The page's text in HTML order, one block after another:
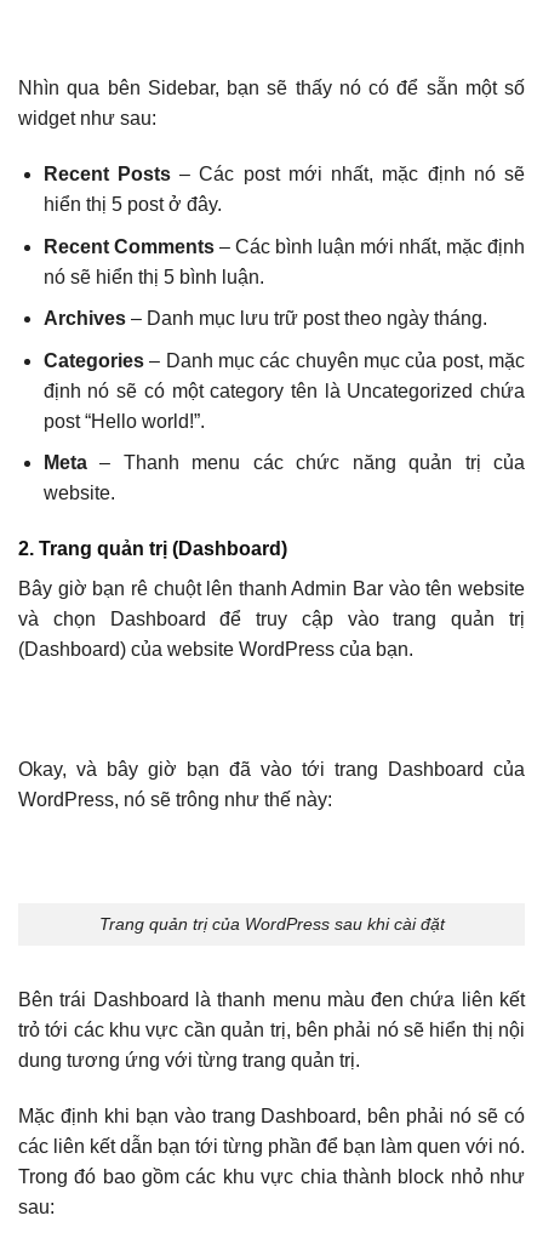
Nhìn qua bên Sidebar, bạn sẽ thấy nó có để sẵn một số
widget như sau:
Recent Posts – Các post mới nhất, mặc định nó sẽ
hiển thị 5 post ở đây.
Recent Comments– Các bình luận mới nhất, mặc định
nó sẽ hiển thị 5 bình luận.
Archives– Danh mục lưu trữ post theo ngày tháng.
Categories– Danh mục các chuyên mục của post, mặc
định nó sẽ có một category tên là Uncategorized chứa
post “Hello world!”.
Meta– Thanh menu các chức năng quản trị của
website.
2. Trang quản trị (Dashboard)
Bây giờ bạn rê chuột lên thanh Admin Bar vào tên website
và chọn Dashboard để truy cập vào trang quản trị
(Dashboard) của website WordPress của bạn.
Okay, và bây giờ bạn đã vào tới trang Dashboard của
WordPress, nó sẽ trông như thế này:
Trang quản trị của WordPress sau khi cài đặt
Bên trái Dashboard là thanh menu màu đen chứa liên kết
trỏ tới các khu vực cần quản trị, bên phải nó sẽ hiển thị nội
dung tương ứng với từng trang quản trị.
Mặc định khi bạn vào trang Dashboard, bên phải nó sẽ có
các liên kết dẫn bạn tới từng phần để bạn làm quen với nó.
Trong đó bao gồm các khu vực chia thành block nhỏ như
sau: